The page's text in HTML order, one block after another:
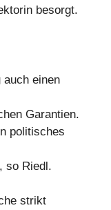
besorgt.
auch einen
Garantien.
politisches
so Riedl.
strikt